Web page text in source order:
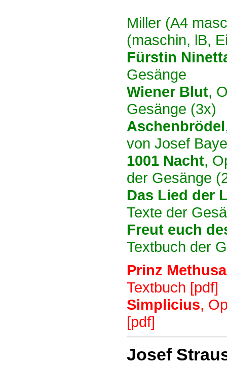
Miller (A4
(maschin, lB,
Fürstin
Gesänge
Wiener Blut,
Gesänge (3x)
Aschenbrödel
von Josef
1001 Nacht,
der Gesänge
Das Lied der
Texte der
Freut euch
Textbuch der
Prinz
Textbuch [pdf]
Simplicius,
[pdf]
Josef